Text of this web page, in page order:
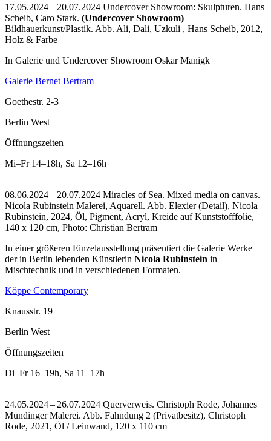
17.05.2024 – 20.07.2024 Undercover Showroom: Skulpturen. Hans
Scheib, Caro Stark. (Undercover Showroom)
Bildhauerkunst/Plastik. Abb. Ali, Dali, Uzkuli , Hans Scheib, 2012,
Holz & Farbe
In Galerie und Undercover Showroom Oskar Manigk
Galerie Bernet Bertram
Goethestr. 2-3
Berlin West
Öffnungszeiten
Mi–Fr 14–18h, Sa 12–16h
08.06.2024 – 20.07.2024 Miracles of Sea. Mixed media on canvas.
Nicola Rubinstein Malerei, Aquarell. Abb. Elexier (Detail), Nicola
Rubinstein, 2024, Öl, Pigment, Acryl, Kreide auf Kunststofffolie,
140 x 120 cm, Photo: Christian Bertram
In einer größeren Einzelausstellung präsentiert die Galerie Werke
der in Berlin lebenden Künstlerin Nicola Rubinstein in
Mischtechnik und in verschiedenen Formaten.
Köppe Contemporary
Knausstr. 19
Berlin West
Öffnungszeiten
Di–Fr 16–19h, Sa 11–17h
24.05.2024 – 26.07.2024 Querverweis. Christoph Rode, Johannes
Mundinger Malerei. Abb. Fahndung 2 (Privatbesitz), Christoph
Rode, 2021, Öl / Leinwand, 120 x 110 cm